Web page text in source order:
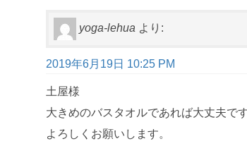
yoga-lehua より:
2019年6月19日 10:25 PM
土屋様
大きめのバスタオルであれば大丈夫です
よろしくお願いします。